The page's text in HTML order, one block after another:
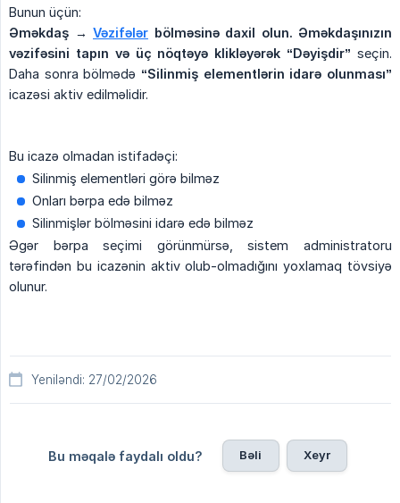
Bunun üçün:
Əməkdaş → Vəzifələr bölməsinə daxil olun. Əməkdaşınızın
vəzifəsini tapın və üç nöqtəyə klikləyərək “Dəyişdir” seçin.
Daha sonra bölmədə “Silinmiş elementlərin idarə olunması”
icazəsi aktiv edilməlidir.
Bu icazə olmadan istifadəçi:
Silinmiş elementləri görə bilməz
Onları bərpa edə bilməz
Silinmişlər bölməsini idarə edə bilməz
Əgər bərpa seçimi görünmürsə, sistem administratoru
tərəfindən bu icazənin aktiv olub-olmadığını yoxlamaq tövsiyə
olunur.
Yeniləndi: 27/02/2026
Bu məqalə faydalı oldu? Bəli Xeyr